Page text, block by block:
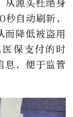
从源头杜绝身
自动刷新，
而降低被盗用
保支付的时
息，便于监管